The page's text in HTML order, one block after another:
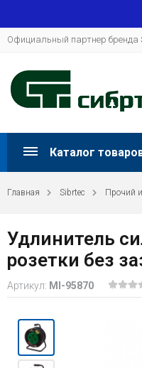
Официальный партнер бренда
Каталог
Главная Sibrtec Прочий
Удлинитель
розетки без
Артикул: MI-95870